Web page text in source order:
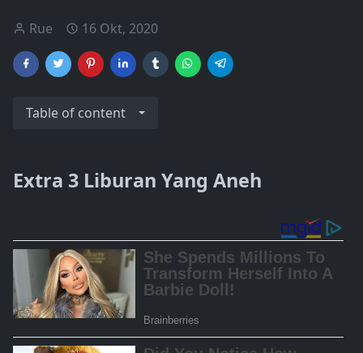
Rue 16 Okt, 2020
Table of content
Extra 3 Liburan Yang Aneh